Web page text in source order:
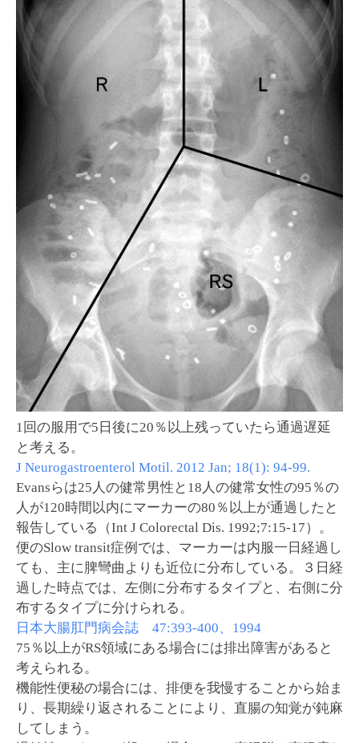
1回の服用で5日後に20％以上残っていたら通過遅延
と考える。
J Neurogastroenterol Motil. 2012 Jan; 18(1): 94-99.
Evansらは25人の健常男性と18人の健常女性の95％の
人が120時間以内にマーカーの80％以上が通過したと
報告している（Int J Colorectal Dis. 1992;7:15-17）。
便のSlow transit症例では、マーカーは内服一日経過し
ても、主に脾彎曲よりも近位に分布している。３日経
過した時点では、左側に分布するタイプと、右側に分
布するタイプに分けられる。
日本大腸肛門病会誌 47:393-400、1994
75％以上がRS領域にある場合には排出障害があると
考えられる。
機能性便秘の場合には、排便を我慢することから始ま
り、長期繰り返されることにより、直腸の知覚が鈍麻
してしまう。